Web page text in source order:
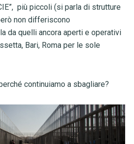
più piccoli (si parla di strutture
non differiscono
da quelli ancora aperti e operativi
Bari, Roma per le sole
continuiamo a sbagliare?